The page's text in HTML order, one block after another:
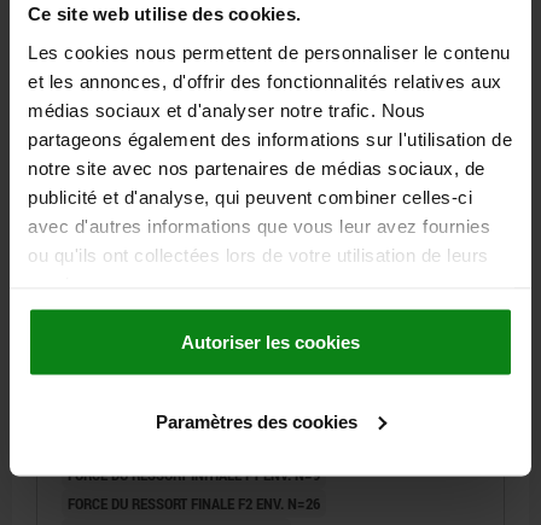
Ce site web utilise des cookies.
Les cookies nous permettent de personnaliser le contenu
et les annonces, d'offrir des fonctionnalités relatives aux
médias sociaux et d'analyser notre trafic. Nous
partageons également des informations sur l'utilisation de
notre site avec nos partenaires de médias sociaux, de
publicité et d'analyse, qui peuvent combiner celles-ci
avec d'autres informations que vous leur avez fournies
ou qu'ils ont collectées lors de votre utilisation de leurs
Autoriser les cookies
Paramètres des cookies
21,27 €
hors frais d’envoi
03056
FREIN-FILET D=M05 L=18, ACIER INOX., COMP:TIGE
FILETÉE EN INOX
LONGUEUR=18 FORCE DU RESSORT=RENFORCÉ
FORCE DU RESSORT INITIALE F1 ENV. N=9
FORCE DU RESSORT FINALE F2 ENV. N=26